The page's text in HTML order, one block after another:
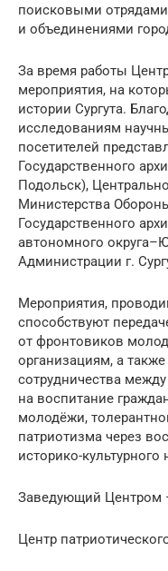
поисковыми
и объединениями
За время работы
мероприятия, на
истории Сургута.
исследованиям
посетителей
Государственного
Подольск),
Министерства
Государственного
автономного
Администрации г.
Мероприятия,
способствуют
от фронтовиков
организациям, а
сотрудничества
на воспитание
молодёжи,
патриотизма через
историко-культурного
Заведующий Центром
Центр